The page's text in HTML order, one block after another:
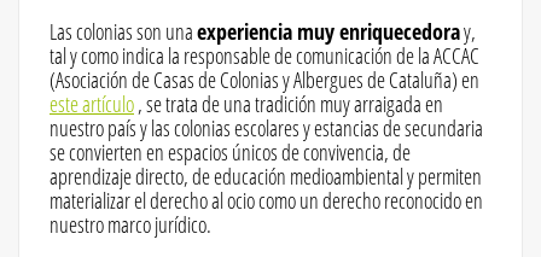
Las colonias son unaexperiencia muy enriquecedoray,
tal y como indica la responsable de comunicación de la ACCAC
(Asociación de Casas de Colonias y Albergues de Cataluña) en
este artículo, se trata de una tradición muy arraigada en
nuestro país y las colonias escolares y estancias de secundaria
se convierten en espacios únicos de convivencia, de
aprendizaje directo, de educación medioambiental y permiten
materializar el derecho al ocio como un derecho reconocido en
nuestro marco jurídico.